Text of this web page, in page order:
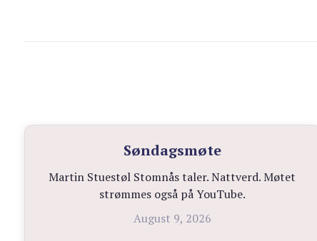
Søndagsmøte
Martin Stuestøl Stomnås taler. Nattverd. Møtet
strømmes også på YouTube.
August 9, 2026